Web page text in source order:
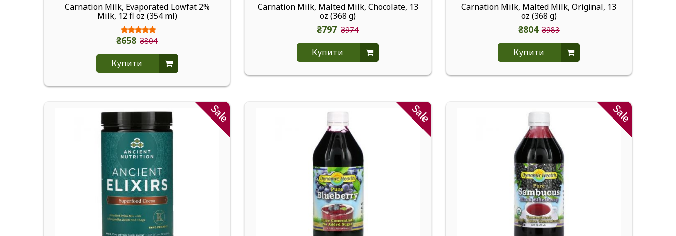
Carnation Milk, Evaporated Lowfat 2%
Milk, 12 fl oz (354 ml)
₴658 ₴804
Купити
Carnation Milk, Malted Milk, Chocolate, 13
oz (368 g)
₴797 ₴974
Купити
Carnation Milk, Malted Milk, Original, 13
oz (368 g)
₴804 ₴983
Купити
Sale Sale Sale